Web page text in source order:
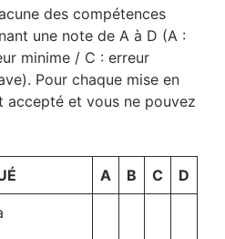
des compétences
une note de A à D (A :
minime / C : erreur
Pour chaque mise en
accepté et vous ne pouvez
A B C D